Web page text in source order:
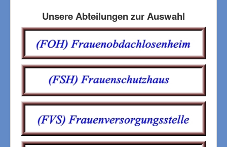
Unsere Abteilungen zur Auswahl